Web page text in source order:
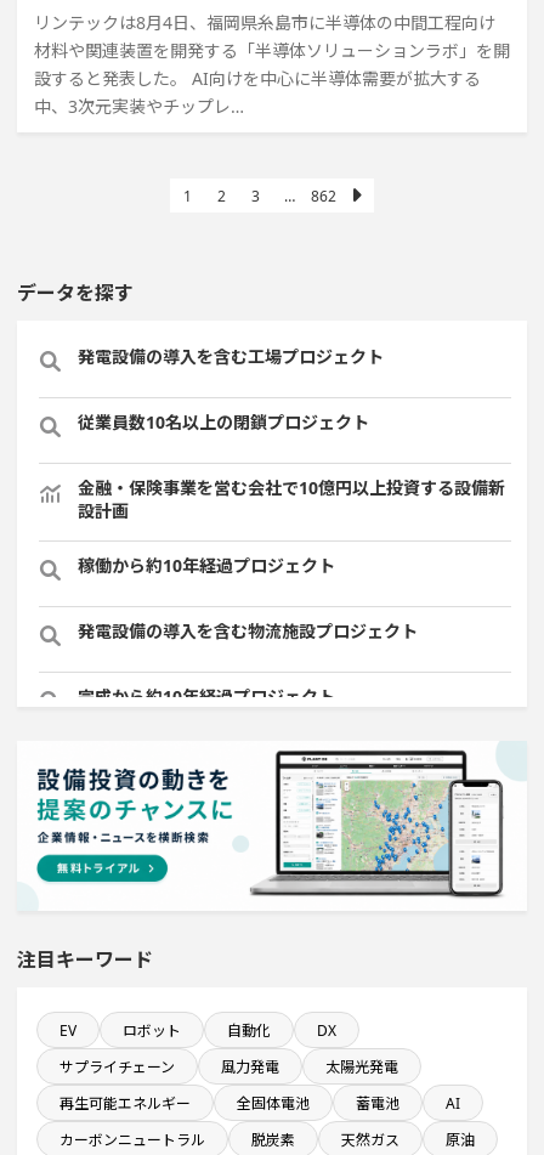
リンテックは8月4日、福岡県糸島市に半導体の中間工程向け
材料や関連装置を開発する「半導体ソリューションラボ」を開
設すると発表した。 AI向けを中心に半導体需要が拡大する
中、3次元実装やチップレ…
1 2 3 … 862
データを探す
発電設備の導入を含む工場プロジェクト
従業員数10名以上の閉鎖プロジェクト
金融・保険事業を営む会社で10億円以上投資する設備新
設計画
稼働から約10年経過プロジェクト
発電設備の導入を含む物流施設プロジェクト
完成から約10年経過プロジェクト
食品卸に関するプロジェクト
直近3か月以内に稼働プロジェクト
売上高が100億円以上の企業一覧
既に100億円以上の支払いが終了した設備新設計画
半導体セグメントに投資する設備新設計画
半導体設備に投資する設備新設計画
注目キーワード
EV ロボット 自動化
DX
サプライチェーン
風力発電
太陽光発電
再生可能エネルギー
全固体電池 蓄電池
AI
カーボンニュートラル
脱炭素 天然ガス 原油